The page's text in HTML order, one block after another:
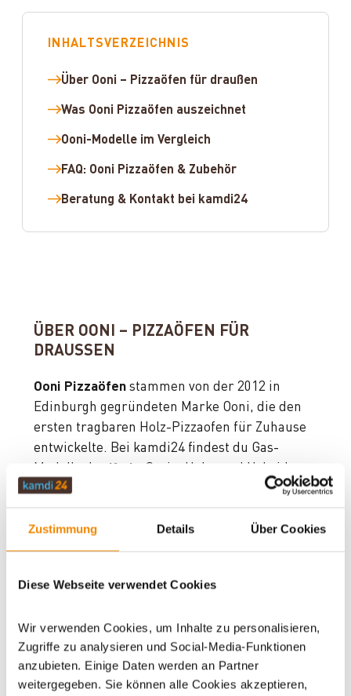
Zustimmung Details Über Cookies
Diese Webseite verwendet Cookies
Wir verwenden Cookies, um Inhalte zu personalisieren,
Zugriffe zu analysieren und Social-Media-Funktionen
anzubieten. Einige Daten werden an Partner
weitergegeben. Sie können alle Cookies akzeptieren,
INHALTSVERZEICHNIS
Über Ooni – Pizzaöfen für draußen
Was Ooni Pizzaöfen auszeichnet
Ooni-Modelle im Vergleich
FAQ: Ooni Pizzaöfen & Zubehör
Beratung & Kontakt bei kamdi24
ÜBER OONI – PIZZAÖFEN FÜR
DRAUSSEN
Ooni Pizzaöfen stammen von der 2012 in
Edinburgh gegründeten Marke Ooni, die den
ersten tragbaren Holz-Pizzaofen für Zuhause
entwickelte. Bei kamdi24 findest du Gas-
Öfen der
Terrasse, Balkon oder im Garten.
starteten Ooni mit einer einfachen Idee: Pizza in
Minuten gelingen. Der Name leitet sich vom
finnischen Wort für Ofen ab; zuerst lief die Marke
unter „Uuni“, seit 2018 heißt sie offiziell Ooni. Aus
dem Kickstarter-Projekt 2012 wurde ein globales